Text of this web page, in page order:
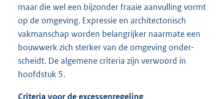
maar die wel een bijzonder fraaie aanvulling vormt
op de omgeving. Expressie en architectonisch
vakmanschap worden belangrijker naarmate een
bouwwerk zich sterker van de omgeving onder-
scheidt. De algemene criteria zijn verwoord in
hoofdstuk 5.
Criteria voor de excessenregeling